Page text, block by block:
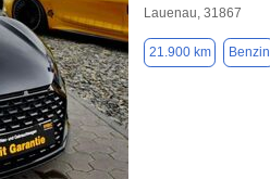
Lauenau, 31867
21.900 km Benzin